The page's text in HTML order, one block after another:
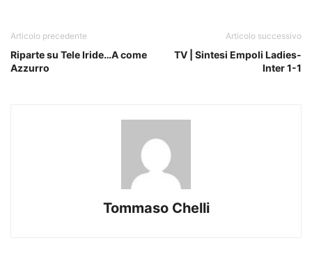
Articolo precedente
Riparte su Tele Iride…A come
Azzurro
Articolo successivo
TV | Sintesi Empoli Ladies-
Inter 1-1
Tommaso Chelli